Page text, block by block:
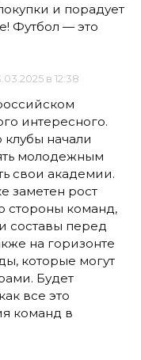
и порадует
Футбол — это
в 12:38
интересного.
начали
молодежным
свои академии.
заметен рост
стороны команд,
составы перед
на горизонте
которые могут
Будет
все это
команд в